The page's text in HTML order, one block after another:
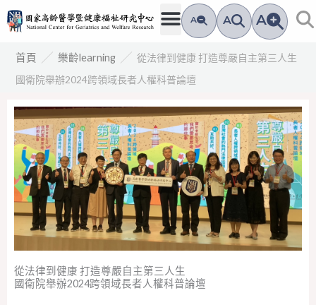
跳
至
A A A
首頁 ／ 樂齡learning ／ 從法律到健康 打造尊嚴自主第三人生
國衛院舉辦2024跨領域長者人權科普論壇
從法律到健康 打造尊嚴自主第三人生
國衛院舉辦2024跨領域長者人權科普論壇